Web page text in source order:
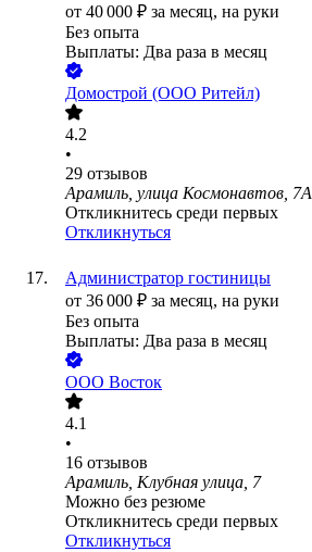
от 40 000 ₽ за месяц, на руки
Без опыта
Выплаты: Два раза в месяц
Домострой (ООО Ритейл)
4.2
•
29 отзывов
Арамиль, улица Космонавтов, 7А
Откликнитесь среди первых
Откликнуться
Администратор гостиницы
от 36 000 ₽ за месяц, на руки
Без опыта
Выплаты: Два раза в месяц
ООО Восток
4.1
•
16 отзывов
Арамиль, Клубная улица, 7
Можно без резюме
Откликнитесь среди первых
Откликнуться